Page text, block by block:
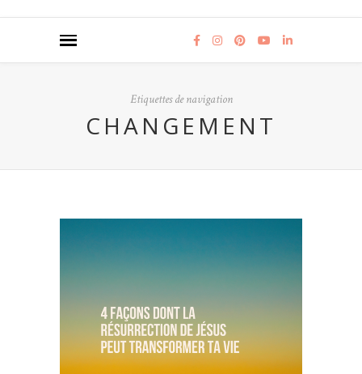
Etiquettes de navigation
CHANGEMENT